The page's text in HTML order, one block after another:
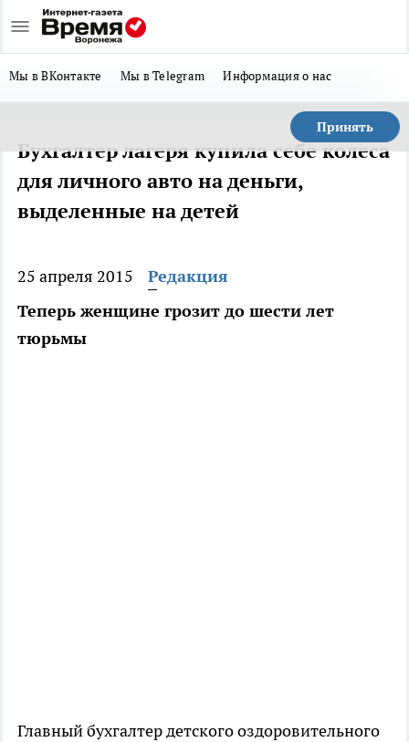
Мы в ВКонтакте Мы в Telegram Информация о нас
Принять
Бухгалтер лагеря купила себе колеса
для личного авто на деньги,
выделенные на детей
25 апреля 2015
Редакция
Теперь женщине грозит до шести лет
тюрьмы
Главный бухгалтер детского оздоровительного